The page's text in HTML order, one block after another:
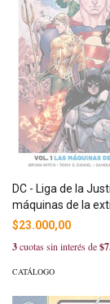
DC - Liga de la
máquinas de la
$23.000,00
3cuotas sin interés de
CATÁLOGO